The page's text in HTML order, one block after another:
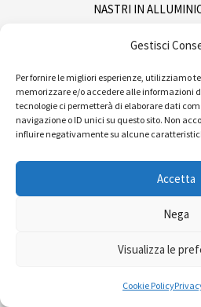
Gestisci
Per fornire le migliori esperienze, utilizziamo
memorizzare e/o accedere alle informazioni
tecnologie ci permetterà di elaborare dati
navigazione o ID unici su questo sito. Non
influire negativamente su alcune
Accetta
Nega
Visualizza le
Cookie Policy
NASTRI IN
NASTRI ISOLANTI
NASTRI
NASTRI TELATI
SPRAY
Imballaggio e packaging
Sacchetti
Bidoni e sacchi